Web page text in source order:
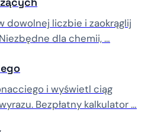
dowolnej liczbie i zaokrąglij
dla chemii, …
i wyświetl ciąg
Bezpłatny kalkulator …